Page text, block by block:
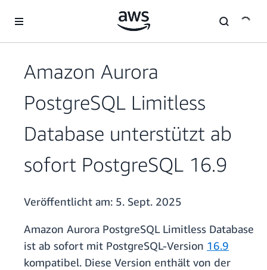
Überspringen zum Hauptinhalt
Amazon Aurora
PostgreSQL Limitless
Database unterstützt ab
sofort PostgreSQL 16.9
Veröffentlicht am: 5. Sept. 2025
Amazon Aurora PostgreSQL Limitless Database
ist ab sofort mit PostgreSQL-Version 16.9
kompatibel. Diese Version enthält von der